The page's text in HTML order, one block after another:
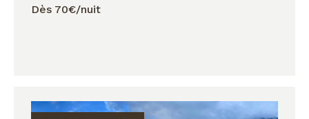
Dès 70€/nuit